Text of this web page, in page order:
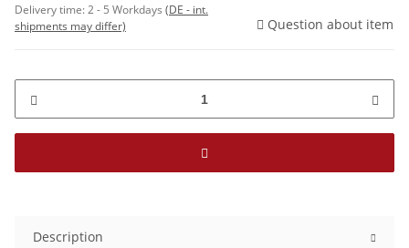
Delivery time:2 - 5 Workdays (DE - int.
shipments may differ)
Question about item
Description